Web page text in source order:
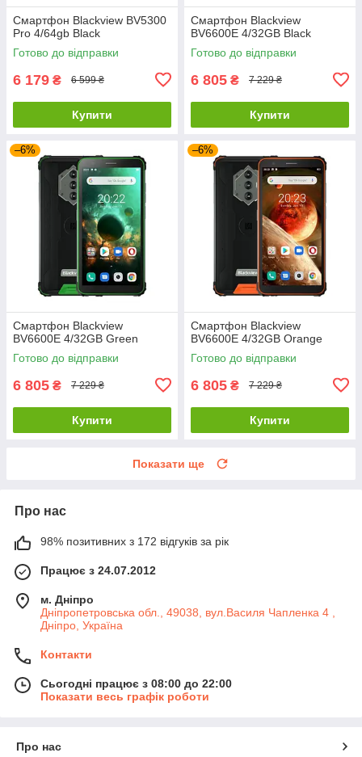
Смартфон Blackview BV5300
Pro 4/64gb Black
Готово до відправки
6 179 ₴ 6 599 ₴
Купити
Смартфон Blackview
BV6600E 4/32GB Black
Готово до відправки
6 805 ₴ 7 229 ₴
Купити
–6%
Смартфон Blackview
BV6600E 4/32GB Green
Готово до відправки
6 805 ₴ 7 229 ₴
Купити
–6%
Смартфон Blackview
BV6600E 4/32GB Orange
Готово до відправки
6 805 ₴ 7 229 ₴
Купити
Показати ще
Про нас
98% позитивних з 172 відгуків за рік
Працює з 24.07.2012
м. Дніпро
Дніпропетровська обл., 49038, вул.Василя Чапленка 4 ,
Дніпро, Україна
Контакти
Сьогодні працює з 08:00 до 22:00
Показати весь графік роботи
Про нас